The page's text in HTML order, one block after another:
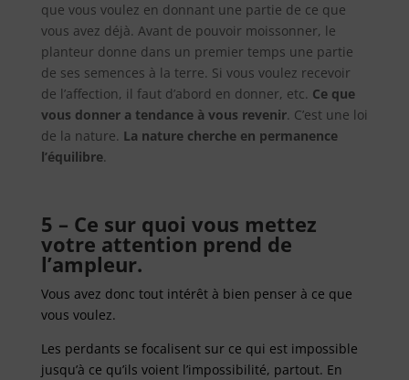
que vous voulez en donnant une partie de ce que
vous avez déjà. Avant de pouvoir moissonner, le
planteur donne dans un premier temps une partie
de ses semences à la terre. Si vous voulez recevoir
de l’affection, il faut d’abord en donner, etc. Ce que
vous donner a tendance à vous revenir. C’est une loi
de la nature. La nature cherche en permanence
l’équilibre.
5 – Ce sur quoi vous mettez
votre attention prend de
l’ampleur.
Vous avez donc tout intérêt à bien penser à ce que
vous voulez.
Les perdants se focalisent sur ce qui est impossible
jusqu’à ce qu’ils voient l’impossibilité, partout. En